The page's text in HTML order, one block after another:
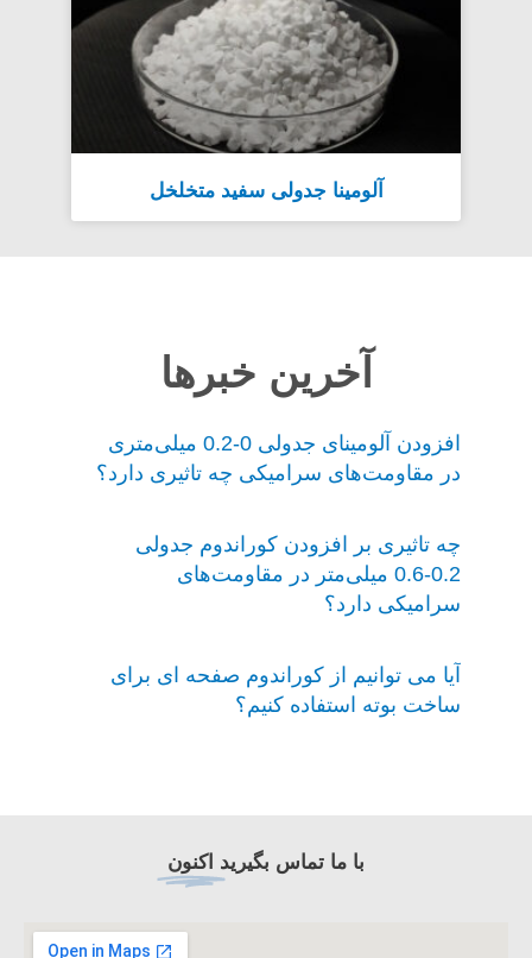
آلومینا جدولی سفید متخلخل
آخرین خبرها
افزودن آلومینای جدولی 0-0.2 میلی‌متری
در مقاومت‌های سرامیکی چه تاثیری دارد؟
چه تاثیری بر افزودن کوراندوم جدولی
0.2-0.6 میلی‌متر در مقاومت‌های
سرامیکی دارد؟
آیا می توانیم از کوراندوم صفحه ای برای
ساخت بوته استفاده کنیم؟
با ما تماس بگیرید اکنون